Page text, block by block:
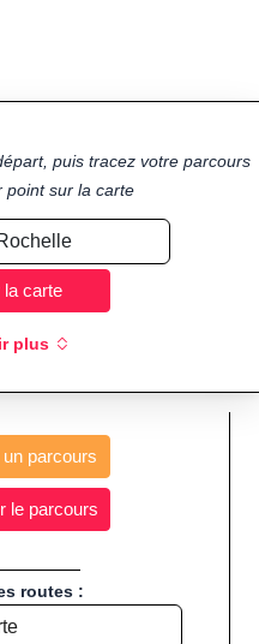
puis tracez votre parcours
point sur la carte
la carte
plus
parcours
le parcours
routes :